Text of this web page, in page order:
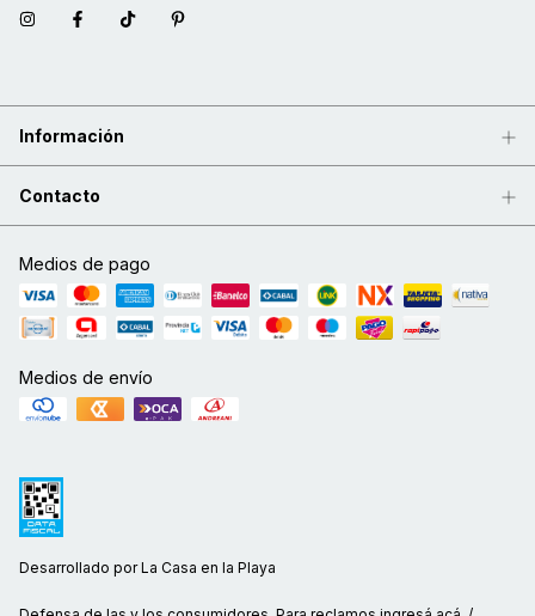
Información
Contacto
Medios de pago
Medios de envío
Desarrollado por La Casa en la Playa